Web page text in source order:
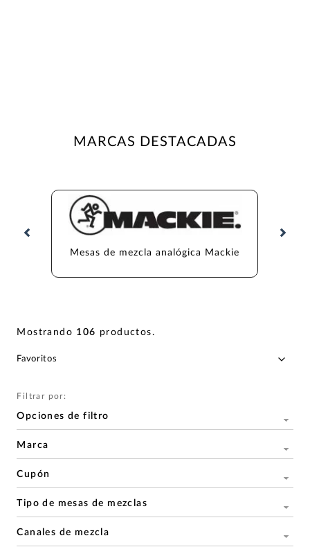
MARCAS DESTACADAS
Mesas de mezcla analógica Mackie
Mostrando 106 productos.
Filtrar por:
Opciones de filtro
Marca
Cupón
Tipo de mesas de mezclas
Canales de mezcla